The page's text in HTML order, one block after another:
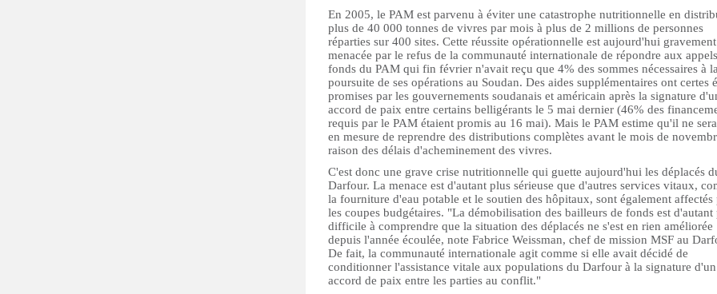
En 2005, le PAM est parvenu à éviter une catastrophe nutritionnelle en
plus de 40 000 tonnes de vivres par mois à plus de 2 millions de personnes
réparties sur 400 sites. Cette réussite opérationnelle est aujourd'hui gravement
menacée par le refus de la communauté internationale de répondre aux
fonds du PAM qui fin février n'avait reçu que 4% des sommes nécessaires à la
poursuite de ses opérations au Soudan. Des aides supplémentaires ont certes
promises par les gouvernements soudanais et américain après la signature
accord de paix entre certains belligérants le 5 mai dernier (46% des
requis par le PAM étaient promis au 16 mai). Mais le PAM estime qu'il ne
en mesure de reprendre des distributions complètes avant le mois de
raison des délais d'acheminement des vivres.
C'est donc une grave crise nutritionnelle qui guette aujourd'hui les déplacés
Darfour. La menace est d'autant plus sérieuse que d'autres services vitaux,
la fourniture d'eau potable et le soutien des hôpitaux, sont également affectés
les coupes budgétaires. "La démobilisation des bailleurs de fonds est d'autant
difficile à comprendre que la situation des déplacés ne s'est en rien améliorée
depuis l'année écoulée, note Fabrice Weissman, chef de mission MSF au
De fait, la communauté internationale agit comme si elle avait décidé de
conditionner l'assistance vitale aux populations du Darfour à la signature d'un
accord de paix entre les parties au conflit."